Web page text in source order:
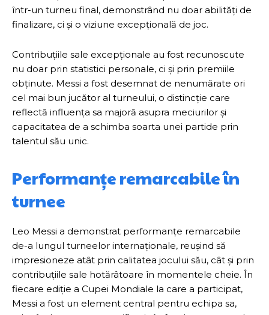
într-un turneu final, demonstrând nu doar abilități de
finalizare, ci și o viziune excepțională de joc.
Contribuțiile sale excepționale au fost recunoscute
nu doar prin statistici personale, ci și prin premiile
obținute. Messi a fost desemnat de nenumărate ori
cel mai bun jucător al turneului, o distincție care
reflectă influența sa majoră asupra meciurilor și
capacitatea de a schimba soarta unei partide prin
talentul său unic.
Performanțe remarcabile în
turnee
Leo Messi a demonstrat performanțe remarcabile
de-a lungul turneelor internaționale, reușind să
impresioneze atât prin calitatea jocului său, cât și prin
contribuțiile sale hotărâtoare în momentele cheie. În
fiecare ediție a Cupei Mondiale la care a participat,
Messi a fost un element central pentru echipa sa,